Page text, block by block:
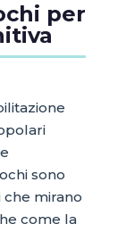
per
sono
che mirano
come la